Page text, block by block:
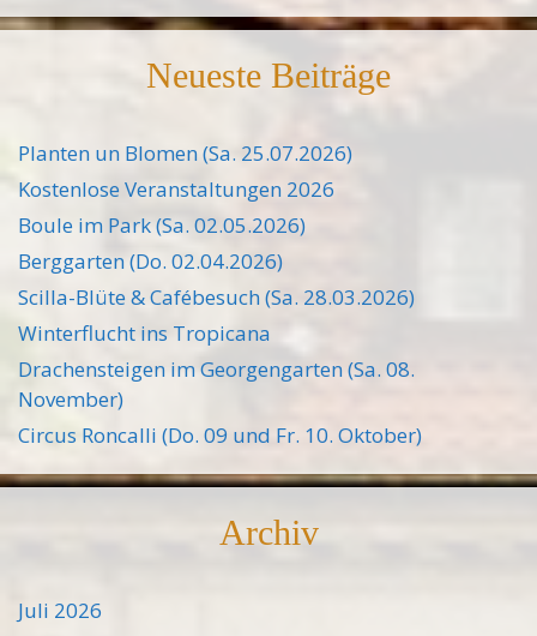
Neueste Beiträge
Planten un Blomen (Sa. 25.07.2026)
Kostenlose Veranstaltungen 2026
Boule im Park (Sa. 02.05.2026)
Berggarten (Do. 02.04.2026)
Scilla-Blüte & Cafébesuch (Sa. 28.03.2026)
Winterflucht ins Tropicana
Drachensteigen im Georgengarten (Sa. 08.
November)
Circus Roncalli (Do. 09 und Fr. 10. Oktober)
Archiv
Juli 2026